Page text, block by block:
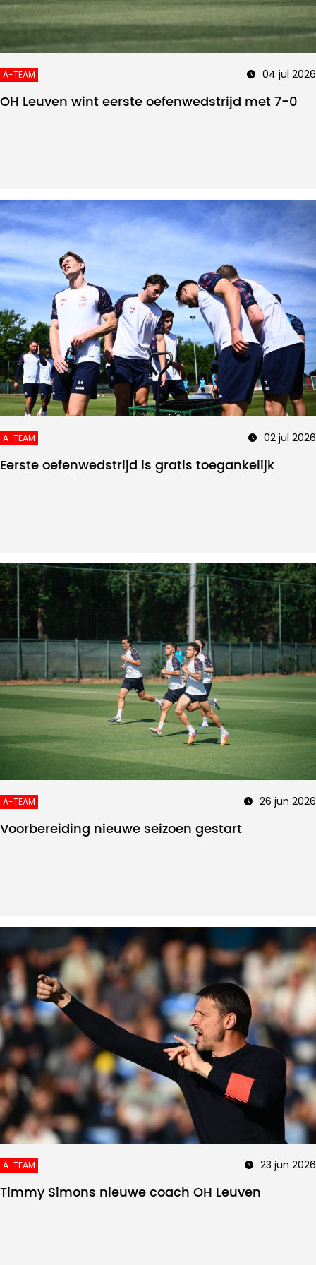
A-TEAM 04 jul 2026
OH Leuven wint eerste oefenwedstrijd met 7-0
A-TEAM 02 jul 2026
Eerste oefenwedstrijd is gratis toegankelijk
A-TEAM 26 jun 2026
Voorbereiding nieuwe seizoen gestart
A-TEAM 23 jun 2026
Timmy Simons nieuwe coach OH Leuven